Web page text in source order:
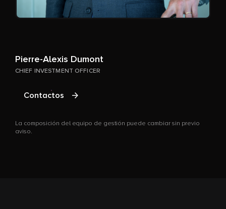
Pierre-Alexis Dumont
CHIEF INVESTMENT OFFICER
Contactos
La composición del equipo de gestión puede cambiar sin previo
aviso.